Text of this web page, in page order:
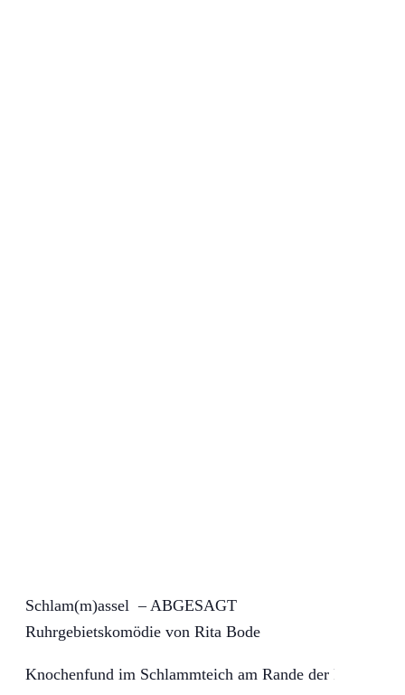
Schlam(m)assel – ABGESAGT
Ruhrgebietskomödie von Rita Bode
Knochenfund im Schlammteich am Rande der